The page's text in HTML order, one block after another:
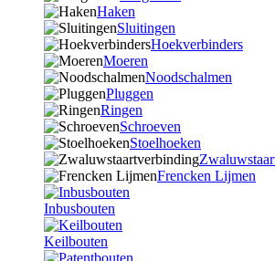
Haken
Sluitingen
Hoekverbinders
Moeren
Noodschalmen
Pluggen
Ringen
Schroeven
Stoelhoeken
Frencken Lijmen
Inbusbouten
Keilbouten